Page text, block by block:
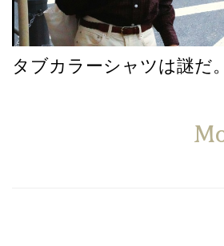
タブカラーシャツは謎だ。